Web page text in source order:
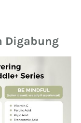
Digabung